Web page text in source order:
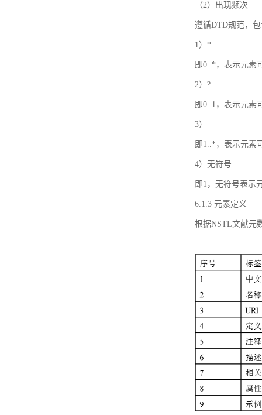
（2）出现频次
遵循DTD规范，
1）*
即0..*，表示元素
2）?
即0..1，表示元素
3）
即1..*，表示元素
4）无符号
即1，无符号表示
6.1.3 元素定义
根据NSTL文献元